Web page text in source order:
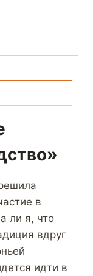
в
ли я, что
вдруг
идти в